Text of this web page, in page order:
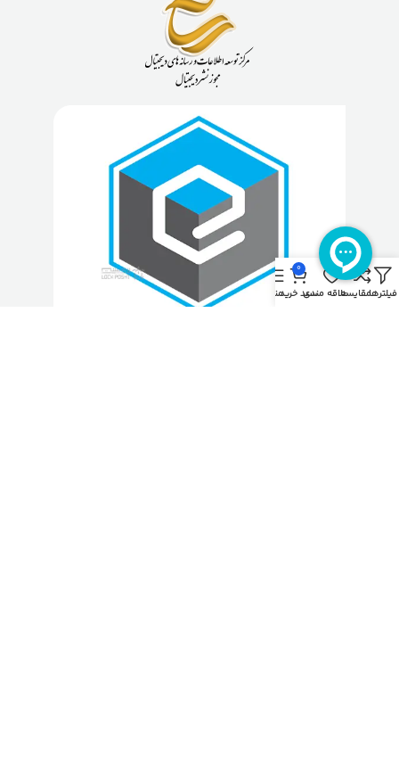
فیلترهامقایسهعلاقه مندی
0
سبد خریدمنو